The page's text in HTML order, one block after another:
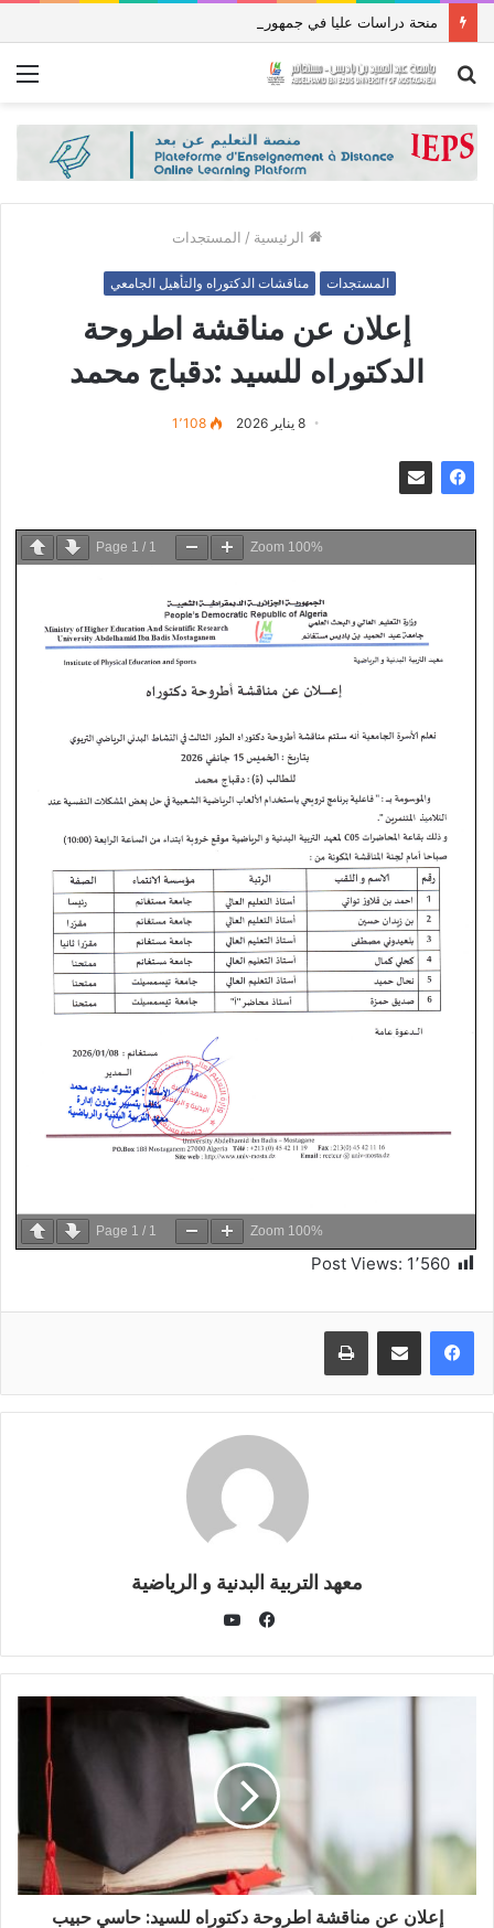
بحث
الرئيسية / المستجدات
المستجدات مناقشات الدكتوراه والتأهيل الجامعي
إعلان عن مناقشة اطروحة
الدكتوراه للسيد :دقباج محمد
8 يناير 2026 1٬108
Page 1 / 1 Zoom 100%
Page 1 / 1 Zoom 100%
Post Views: 1٬560
طباعة
معهد التربية البدنية و الرياضية
إعلان عن مناقشة اطروحة دكتوراه للسيد: حاسي حبيب